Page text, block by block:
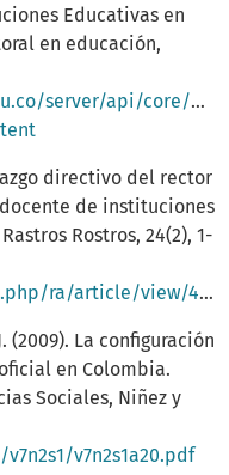
Educativas en
en educación,
server/api/core/
directivo del rector
de instituciones
Rostros, 24(2), 1-
ra/article/view/4472
(2009). La configuración
en Colombia.
Sociales, Niñez y
v7n2s1a20.pdf